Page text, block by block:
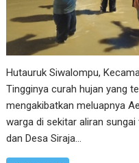
Hutauruk Siwalompu,
Tingginya curah hujan yang
mengakibatkan meluapnya
warga di sekitar aliran
dan Desa Siraja…